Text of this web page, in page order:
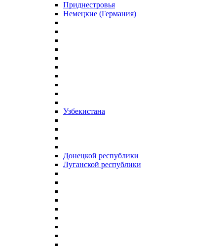
Приднестровья
Немецкие (Германия)
Узбекистана
Донецкой республики
Луганской республики